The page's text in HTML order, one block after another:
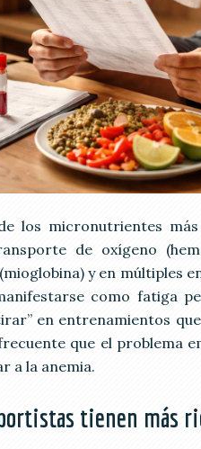
los micronutrientes
de oxígeno
y en múltiples
como fatiga
en entrenamientos
que el problema
a la anemia.
tienen más